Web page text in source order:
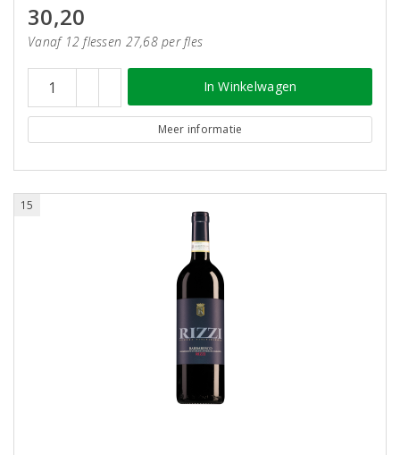
30,20
Vanaf 12 flessen 27,68 per fles
In Winkelwagen
Meer informatie
15